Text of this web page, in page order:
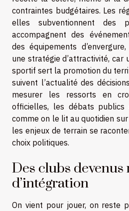
contraintes budgétaires. Les
elles subventionnent des
accompagnent des
des équipements
une stratégie d’attractivité, car
sportif sert la promotion du
suivent l’actualité des
mesurer les ressorts en
officielles, les débats
comme on le lit au quotidien sur
les enjeux de terrain se
choix politiques.
Des clubs devenus
d’intégration
On vient pour jouer, on reste